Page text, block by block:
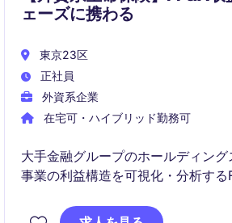
ェーズに携わる
東京23区
正社員
外資系企業
在宅可・ハイブリッド勤務可
大手金融グループのホールディン
事業の利益構造を可視化・分析する
える高度な分析業務を担います。